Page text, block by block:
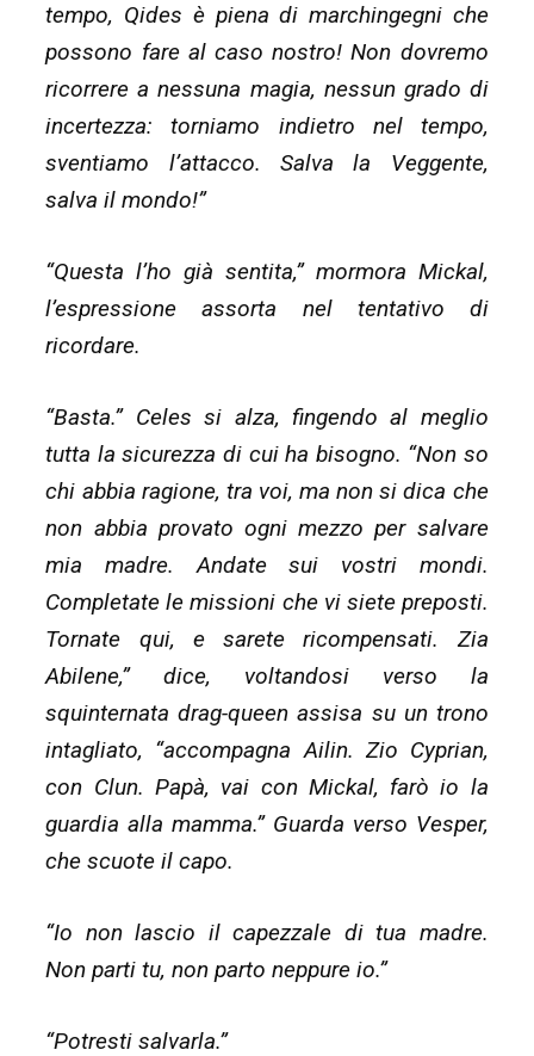
tempo, Qides è piena di marchingegni che
possono fare al caso nostro! Non dovremo
ricorrere a nessuna magia, nessun grado di
incertezza: torniamo indietro nel tempo,
sventiamo l’attacco. Salva la Veggente,
salva il mondo!”
“Questa l’ho già sentita,” mormora Mickal,
l’espressione assorta nel tentativo di
ricordare.
“Basta.” Celes si alza, fingendo al meglio
tutta la sicurezza di cui ha bisogno. “Non so
chi abbia ragione, tra voi, ma non si dica che
non abbia provato ogni mezzo per salvare
mia madre. Andate sui vostri mondi.
Completate le missioni che vi siete preposti.
Tornate qui, e sarete ricompensati. Zia
Abilene,” dice, voltandosi verso la
squinternata drag-queen assisa su un trono
intagliato, “accompagna Ailin. Zio Cyprian,
con Clun. Papà, vai con Mickal, farò io la
guardia alla mamma.” Guarda verso Vesper,
che scuote il capo.
“Io non lascio il capezzale di tua madre.
Non parti tu, non parto neppure io.”
“Potresti salvarla.”